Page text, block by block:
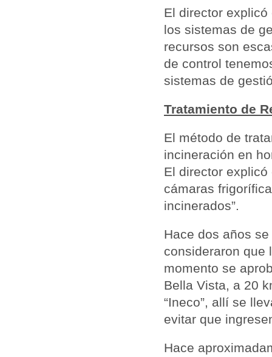
El director
los sistemas de
recursos son
de control
sistemas de
Tratamiento de
El método de
incineración en
El director
cámaras
incinerados”.
Hace dos años
consideraron que
momento se
Bella Vista, a 20
“Ineco”, allí se
evitar que
Hace